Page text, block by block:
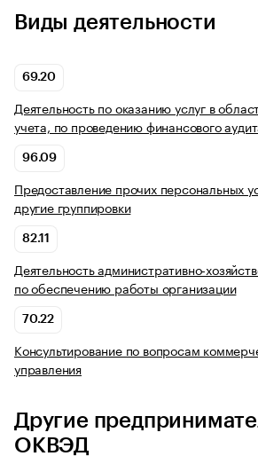
Виды деятельности
69.20
Деятельность по оказанию услуг в
учета, по проведению финансового
96.09
Предоставление прочих персональных
другие группировки
82.11
Деятельность административно-
по обеспечению работы организации
70.22
Консультирование по вопросам
управления
Другие
ОКВЭД